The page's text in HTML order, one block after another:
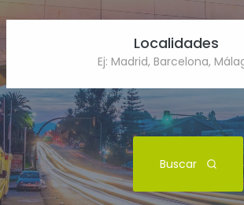
Localidades
Ej: Madrid, Barcelona,
Buscar